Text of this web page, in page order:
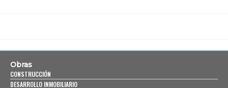
Obras
CONSTRUCCIÓN
DESARROLLO INMOBILIARIO